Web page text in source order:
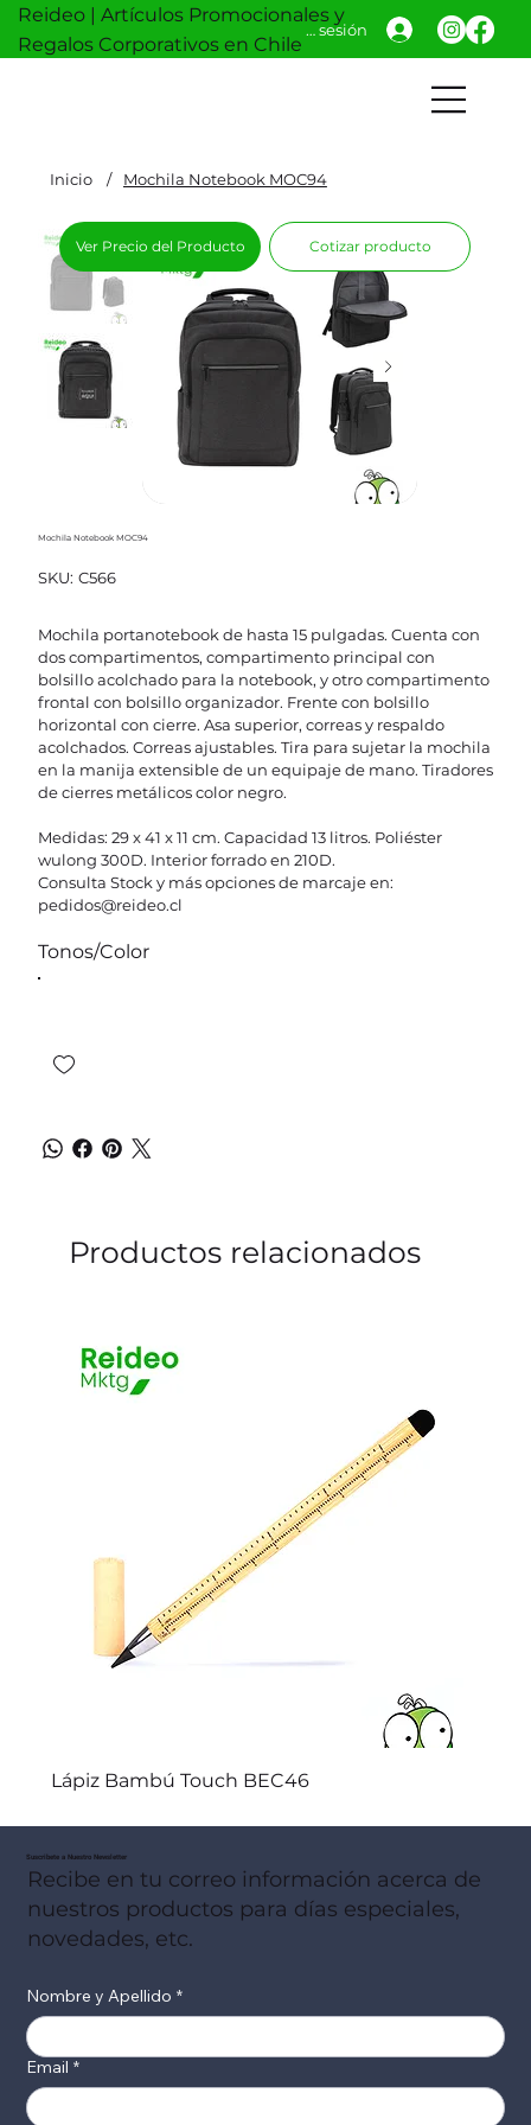
Reideo | Artículos Promocionales y
Regalos Corporativos en Chile
Iniciar sesión
Inicio / Mochila Notebook MOC94
Mochila Notebook MOC94
SKU: SKU
C566
C566
Mochila portanotebook de hasta 15 pulgadas. Cuenta con
dos compartimentos, compartimento principal con
bolsillo acolchado para la notebook, y otro compartimento
frontal con bolsillo organizador. Frente con bolsillo
horizontal con cierre. Asa superior, correas y respaldo
acolchados. Correas ajustables. Tira para sujetar la mochila
en la manija extensible de un equipaje de mano. Tiradores
de cierres metálicos color negro.
Medidas: 29 x 41 x 11 cm. Capacidad 13 litros. Poliéster
wulong 300D. Interior forrado en 210D.
Consulta Stock y más opciones de marcaje en:
pedidos@reideo.cl
Tonos/Color
Ver Precio del Producto Cotizar producto
Productos relacionados
Lápiz Bambú Touch BEC46
Suscribete a Nuestro Newsletter
Recibe en tu correo información acerca de
nuestros productos para días especiales,
novedades, etc.
Nombre y Apellido *
Email *